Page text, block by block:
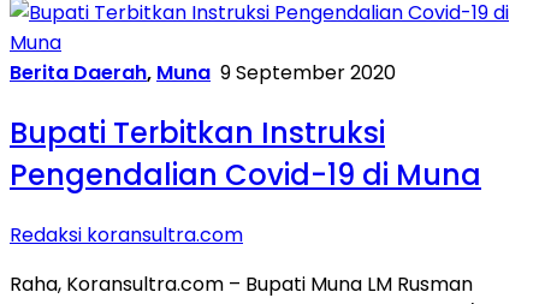
Berita Daerah, Muna 9 September 2020
Bupati Terbitkan Instruksi
Pengendalian Covid-19 di Muna
Redaksi koransultra.com
Raha, Koransultra.com – Bupati Muna LM Rusman